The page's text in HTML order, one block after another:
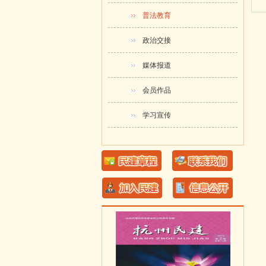
普法教育
政治交接
媒体报道
会员作品
学习宣传